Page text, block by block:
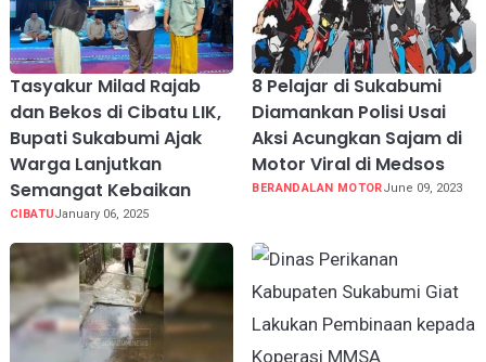
Tasyakur Milad Rajab
dan Bekos di Cibatu LIK,
Bupati Sukabumi Ajak
Warga Lanjutkan
Semangat Kebaikan
CIBATUJanuary 06, 2025
8 Pelajar di Sukabumi
Diamankan Polisi Usai
Aksi Acungkan Sajam di
Motor Viral di Medsos
BERANDALAN MOTORJune 09, 2023